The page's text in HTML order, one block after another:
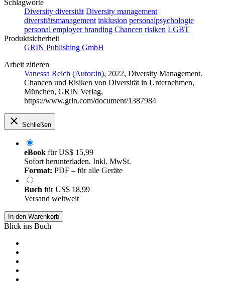
Schlagworte
Diversity diversität Diversity management
diversitätsmanagement inklusion personalpsychologie
personal employer branding Chancen risiken LGBT
Produktsicherheit
GRIN Publishing GmbH
Arbeit zitieren
Vanessa Reich (Autor:in), 2022, Diversity Management.
Chancen und Risiken von Diversität in Unternehmen,
München, GRIN Verlag,
https://www.grin.com/document/1387984
Schließen
eBook fürUS$ 15,99
Sofort herunterladen. Inkl. MwSt.
Format: PDF – für alle Geräte
Buch fürUS$ 18,99
Versand weltweit
In den Warenkorb
Blick ins Buch